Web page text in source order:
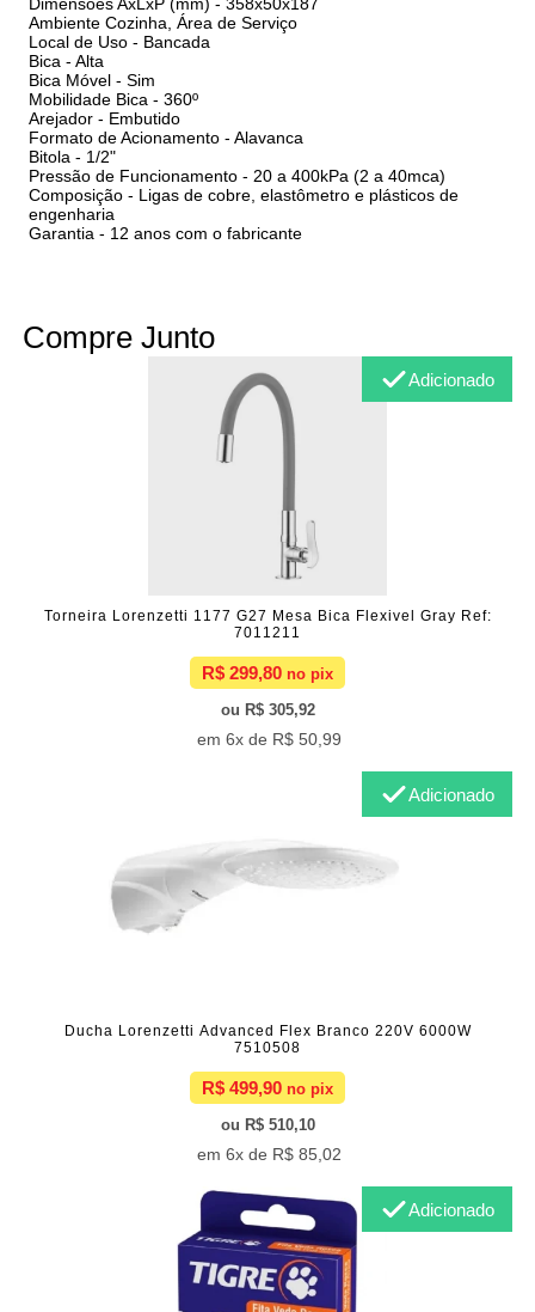
Dimensões AxLxP (mm) - 358x50x187
Ambiente Cozinha, Área de Serviço
Local de Uso - Bancada
Bica - Alta
Bica Móvel - Sim
Mobilidade Bica - 360º
Arejador - Embutido
Formato de Acionamento - Alavanca
Bitola - 1/2"
Pressão de Funcionamento - 20 a 400kPa (2 a 40mca)
Composição - Ligas de cobre, elastômetro e plásticos de
engenharia
Garantia - 12 anos com o fabricante
Compre Junto
Torneira Lorenzetti 1177 G27 Mesa Bica Flexivel Gray Ref:
7011211
R$ 299,80
R$ 305,92
6x de R$ 50,99
Adicionado
Ducha Lorenzetti Advanced Flex Branco 220V 6000W
7510508
R$ 499,90
R$ 510,10
6x de R$ 85,02
Adicionado
Adicionado